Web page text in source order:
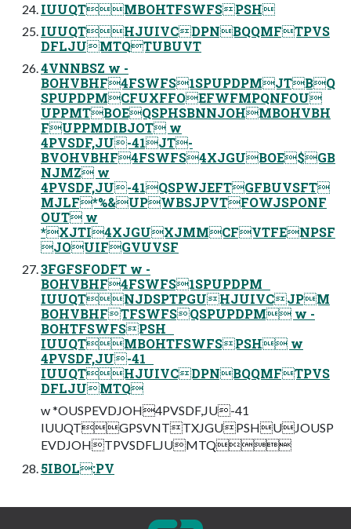
IUUQTMBOHTFSWFSPSH
IUUQTHJUIVCDPNBQQMFTPVS
DFLJUMTQTUBUVT
4VNNBSZ w -
BOHVBHF4FSWFS1SPUPDPMJTBQ
SPUPDPMCFUXFFOEFWFMPQNFOU
UPPMTBOEQSPHSBNNJOHMBOHVBH
FUPPMDIBJOT w
4PVSDF,JU-41JT-
BVOHVBHF4FSWFS4XJGUBOE$GB
NJMZ w
4PVSDF,JU-41QSPWJEFTGFBUVSFT
MJLF*%&UPWBSJPVTFOWJSPONF
OUT w
*XJTI4XJGUXJMMCFVTFENPSF
JOUIFGVUVSF
3FGFSFODFT w -
BOHVBHF4FSWFS1SPUPDPM
IUUQTNJDSPTPGUHJUIVCJPM
BOHVBHFTFSWFSQSPUPDPM w -
BOHTFSWFSPSH
IUUQTMBOHTFSWFSPSH w
4PVSDF,JU-41
IUUQTHJUIVCDPNBQQMFTPVS
DFLJUMTQ
w *OUSPEVDJOH4PVSDF,JU-41
IUUQTGPSVNTTXJGUPSHUJOUSP
EVDJOHTPVSDFLJUMTQ
5IBOL:PV